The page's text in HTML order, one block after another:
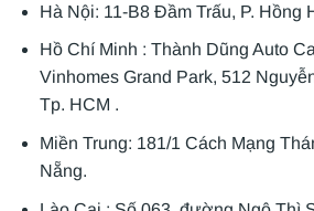
Hà Nội: 11-B8 Đầm Trấu, P. Hồng
Hồ Chí Minh : Thành Dũng Auto
Vinhomes Grand Park, 512
Tp. HCM .
Miền Trung: 181/1 Cách Mạng
Nẵng.